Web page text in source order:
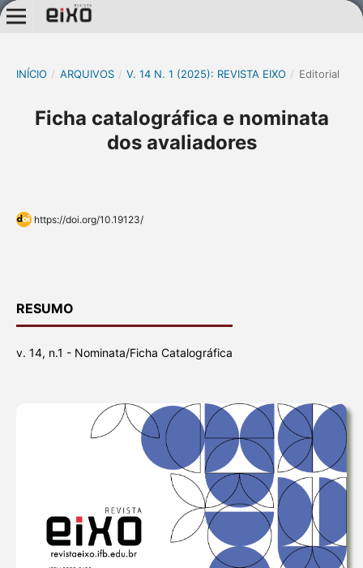
INÍCIO / ARQUIVOS / V. 14 N. 1 (2025): REVISTA EIXO / Editorial
Ficha catalográfica e nominata
dos avaliadores
https://doi.org/10.19123/
RESUMO
v. 14, n.1 - Nominata/Ficha Catalográfica